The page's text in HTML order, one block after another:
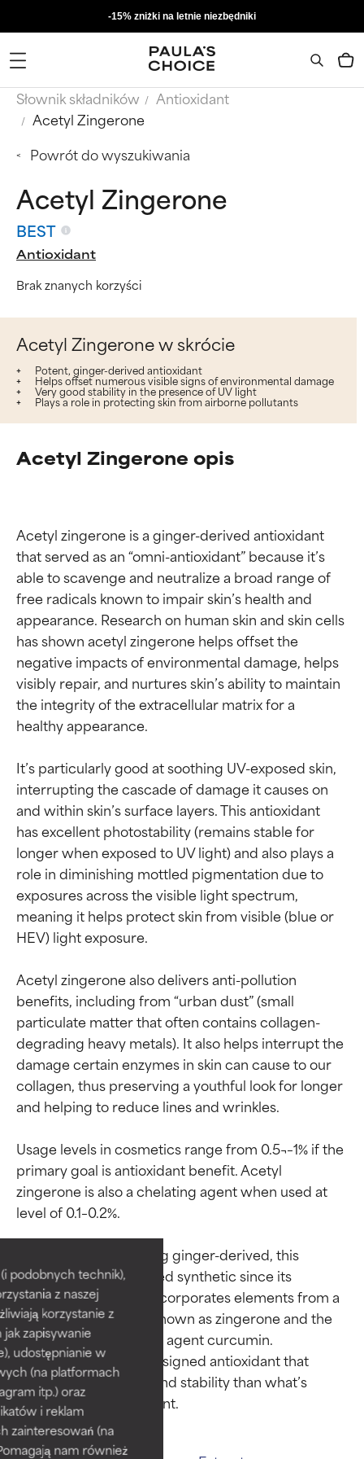
podobnych technik),
z naszej
korzystanie z
zapisywanie
udostępnianie w
(na platformach
itp.) oraz
i reklam
zainteresowań (na
nam również
-15% zniżki na letnie niezbędniki
Słownik składników
Antioxidant
Acetyl Zingerone
Powrót do wyszukiwania
Acetyl Zingerone
BEST
Antioxidant
Brak znanych korzyści
Acetyl Zingerone w skrócie
Potent, ginger-derived antioxidant
Helps offset numerous visible signs of environmental damage
Very good stability in the presence of UV light
Plays a role in protecting skin from airborne pollutants
Acetyl Zingerone opis
Acetyl zingerone is a ginger-derived antioxidant
that served as an “omni-antioxidant” because it’s
able to scavenge and neutralize a broad range of
free radicals known to impair skin’s health and
appearance. Research on human skin and skin cells
has shown acetyl zingerone helps offset the
negative impacts of environmental damage, helps
visibly repair, and nurtures skin’s ability to maintain
the integrity of the extracellular matrix for a
healthy appearance.
It’s particularly good at soothing UV-exposed skin,
interrupting the cascade of damage it causes on
and within skin’s surface layers. This antioxidant
has excellent photostability (remains stable for
longer when exposed to UV light) and also plays a
role in diminishing mottled pigmentation due to
exposures across the visible light spectrum,
meaning it helps protect skin from visible (blue or
HEV) light exposure.
Acetyl zingerone also delivers anti-pollution
benefits, including from “urban dust” (small
particulate matter that often contains collagen-
degrading heavy metals). It also helps interrupt the
damage certain enzymes in skin can cause to our
collagen, thus preserving a youthful look for longer
and helping to reduce lines and wrinkles.
Usage levels in cosmetics range from 0.5¬–1% if the
primary goal is antioxidant benefit. Acetyl
zingerone is also a chelating agent when used at
level of 0.1–0.2%.
Note that despite being ginger-derived, this
ingredient is considered synthetic since its
molecular structure incorporates elements from a
compound in ginger known as zingerone and the
plant-derived soothing agent curcumin.
Essentially, it’s a lab-designed antioxidant that
offers more potency and stability than what’s
Oceny składników
BEST
Udowodnione i potwierdzone
przez niezależne badania.
Wyjątkowy składnik aktywny
odpowiedni dla większości
typów skóry i problemów
skórnych.
GOOD
Niezbędne do poprawy
Oceny składników
BEST
Udowodnione i potwierdzone
przez niezależne badania.
Wyjątkowy składnik aktywny
odpowiedni dla większości
typów skóry i problemów
skórnych.
GOOD
Niezbędne do poprawy